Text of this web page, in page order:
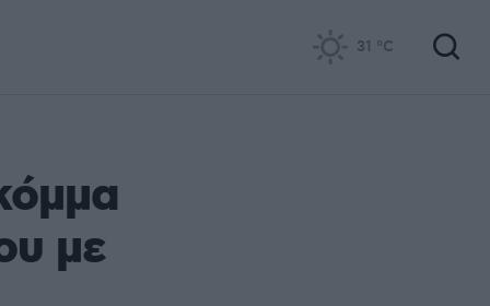
31 °C
με